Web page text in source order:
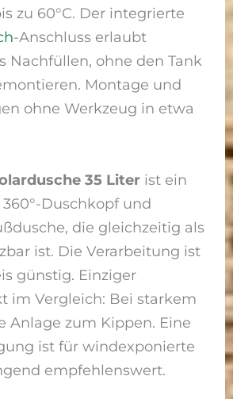
zu 60°C. Der integrierte
-Anschluss erlaubt
Nachfüllen, ohne den Tank
Montage und
ohne Werkzeug in etwa
35 Liter ist ein
Duschkopf und
die gleichzeitig als
ist. Die Verarbeitung ist
günstig. Einziger
im Vergleich: Bei starkem
Anlage zum Kippen. Eine
ist für windexponierte
empfehlenswert.